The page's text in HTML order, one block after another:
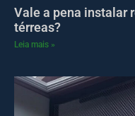
Vale a pena instalar
térreas?
Leia mais »